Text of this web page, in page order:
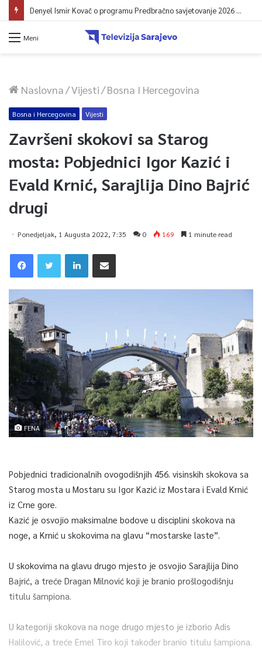
Denyel Ismir Kovač o programu Predbračno savjetovanje 2026 (video)
Meni
Naslovna/Vijesti/Bosna I Hercegovina
Bosna i Hercegovina Vijesti
Završeni skokovi sa Starog
mosta: Pobjednici Igor Kazić i
Evald Krnić, Sarajlija Dino Bajrić
drugi
Ponedjeljak, 1 Augusta 2022, 7:35 0 169 1 minute read
FENA
Pobjednici tradicionalnih ovogodišnjih 456. visinskih skokova sa
Starog mosta u Mostaru su Igor Kazić iz Mostara i Evald Krnić
iz Crne gore.
Kazić je osvojio maksimalne bodove u disciplini skokova na
noge, a Krnić u skokovima na glavu “mostarske laste”.
U skokovima na glavu drugo mjesto je osvojio Sarajlija Dino
Bajrić, a treće Dragan Milnović koji je branio prošlogodišnju
titulu šampiona.
U kategoriji skokova na noge drugo mjesto je izborio Adis
Halilović, a treće Emel Tiro koji također branio titulu šampiona.